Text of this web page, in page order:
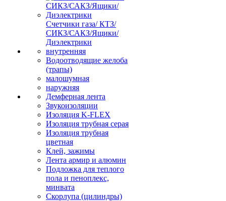
Счетчики газа/ КТЗ/
СИКЗ/САКЗ/Ящики/
Диэлектрики
внутренняя
Водоотводящие желоба
(трапы)
малошумная
наружняя
Демферная лента
Звукоизоляции
Изоляция K-FLEX
Изоляция трубная серая
Изоляция трубная
цветная
Клей, зажимы
Лента армир и алюмин
Подложка для теплого
пола и пеноплекс,
минвата
Скорлупа (цилиндры)